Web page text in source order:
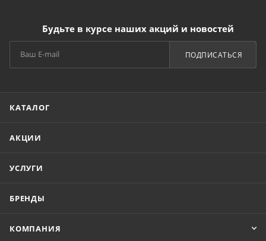
Будьте в курсе наших акций и новостей
ПОДПИСАТЬСЯ
КАТАЛОГ
АКЦИИ
УСЛУГИ
БРЕНДЫ
КОМПАНИЯ